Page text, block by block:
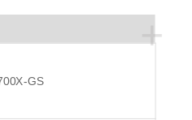
+
GS